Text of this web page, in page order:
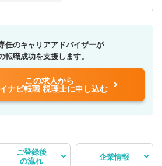
任のキャリアアドバイザーが
転職成功を支援します。
この求人から
ナビ転職 税理士に申し込む
ご登録後
の流れ
企業情報